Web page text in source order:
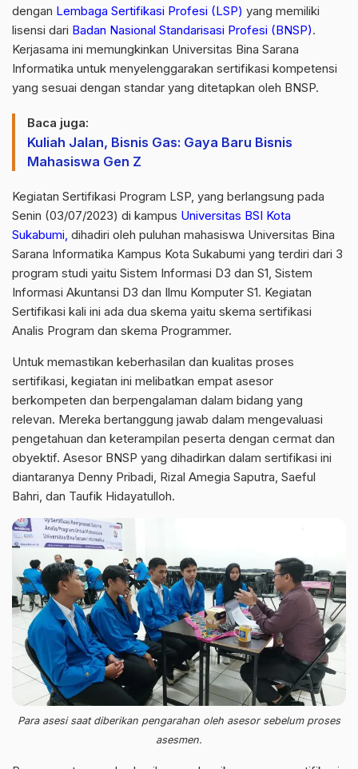
dengan Lembaga Sertifikasi Profesi (LSP) yang memiliki
lisensi dari Badan Nasional Standarisasi Profesi (BNSP).
Kerjasama ini memungkinkan Universitas Bina Sarana
Informatika untuk menyelenggarakan sertifikasi kompetensi
yang sesuai dengan standar yang ditetapkan oleh BNSP.
Baca juga:
Kuliah Jalan, Bisnis Gas: Gaya Baru Bisnis
Mahasiswa Gen Z
Kegiatan Sertifikasi Program LSP, yang berlangsung pada
Senin (03/07/2023) di kampus Universitas BSI Kota
Sukabumi, dihadiri oleh puluhan mahasiswa Universitas Bina
Sarana Informatika Kampus Kota Sukabumi yang terdiri dari 3
program studi yaitu Sistem Informasi D3 dan S1, Sistem
Informasi Akuntansi D3 dan Ilmu Komputer S1. Kegiatan
Sertifikasi kali ini ada dua skema yaitu skema sertifikasi
Analis Program dan skema Programmer.
Untuk memastikan keberhasilan dan kualitas proses
sertifikasi, kegiatan ini melibatkan empat asesor
berkompeten dan berpengalaman dalam bidang yang
relevan. Mereka bertanggung jawab dalam mengevaluasi
pengetahuan dan keterampilan peserta dengan cermat dan
obyektif. Asesor BNSP yang dihadirkan dalam sertifikasi ini
diantaranya Denny Pribadi, Rizal Amegia Saputra, Saeful
Bahri, dan Taufik Hidayatulloh.
Para asesi saat diberikan pengarahan oleh asesor sebelum proses
asesmen.